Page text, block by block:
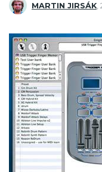
MARTIN JIRSÁK